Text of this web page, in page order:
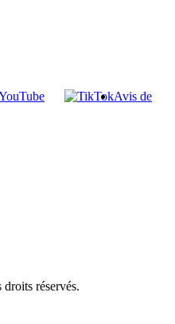
Avis de
réservés.